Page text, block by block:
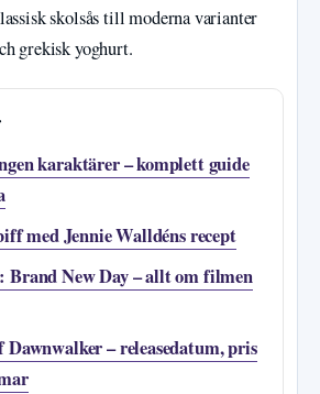
skolsås till moderna varianter
grekisk yoghurt.
karaktärer – komplett guide
med Jennie Walldéns recept
Brand New Day – allt om filmen
Dawnwalker – releasedatum, pris